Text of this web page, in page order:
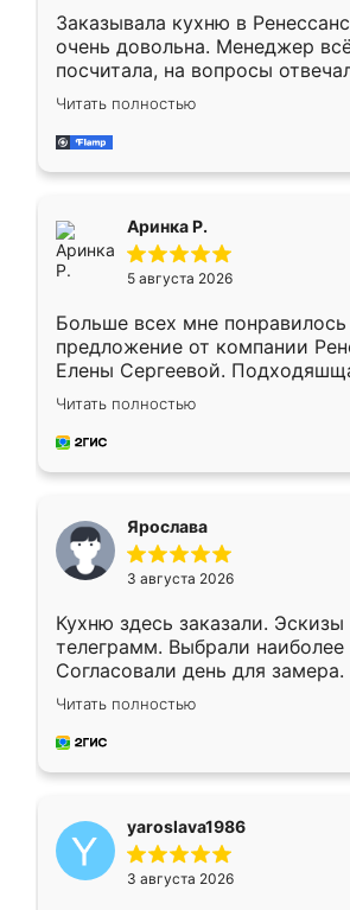
Заказывала кухню в
очень довольна. Менеджер
посчитала, на вопросы
Замерщик приехал в субботу,
делу со всей
за день, ребята работали
Читать полностью
Аринка Р.
5 августа 2026
Больше всех мне понравилось
предложение от компании
Елены Сергеевой.
короткие сроки
для замера сотрудник
предложил по моему эскизу
Читать полностью
Ярослава
3 августа 2026
Кухню здесь заказали.
телеграмм. Выбрали
Согласовали день для
недели кухня была уже готова.
довольны работой. Спасибо
мебель за качественную
Читать полностью
yaroslava1986
3 августа 2026